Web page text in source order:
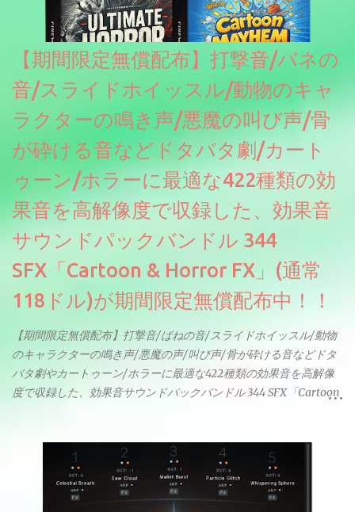
【期間限定無償配布】打撃音/バネの
音/スライドホイッスル/動物のキャ
ラクターの鳴き声/悪魔の叫び声/骨
が砕ける音などドタバタ劇/カート
ゥーン/ホラーに最適な422種類の効
果音を高解像度で収録した、効果音
サウンドパックバンドル 344
SFX「Cartoon & Horror FX」(通常
118ドル)が期間限定無償配布中！！
【期間限定無償配布】打撃音/ばねの音/スライドホイッスル/動物
のキャラクターの鳴き声/悪魔の声/叫び声/骨が砕ける音などドタ
バタ劇やカートゥーン/ホラーに最適な422種類の効果音を高解像
度で収録した、効果音サウンドパックバンドル 344 SFX「Cartoon